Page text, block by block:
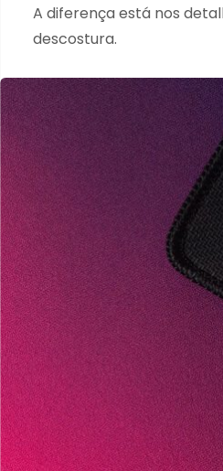
A diferença está nos
descostura.